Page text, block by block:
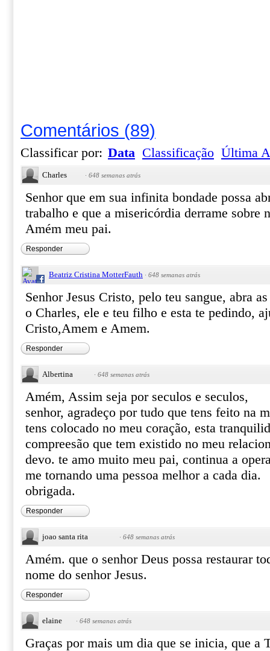
Comentários (89)
Classificar por: Data Classificação Última
Charles · 648 semanas atrás
Senhor que em sua infinita bondade possa
trabalho e que a misericórdia derrame sobre
Amém meu pai.
Responder
Beatriz Cristina MotterFauth · 648 semanas atrás
Senhor Jesus Cristo, pelo teu sangue, abra
o Charles, ele e teu filho e esta te pedindo,
Cristo,Amem e Amem.
Responder
Albertina · 648 semanas atrás
Amém, Assim seja por seculos e seculos,
senhor, agradeço por tudo que tens feito na
tens colocado no meu coração, esta
compreesão que tem existido no meu
devo. te amo muito meu pai, continua a
me tornando uma pessoa melhor a cada dia.
obrigada.
Responder
joao santa rita · 648 semanas atrás
Amém. que o senhor Deus possa restaurar
nome do senhor Jesus.
Responder
elaine · 648 semanas atrás
Graças por mais um dia que se inicia, que a